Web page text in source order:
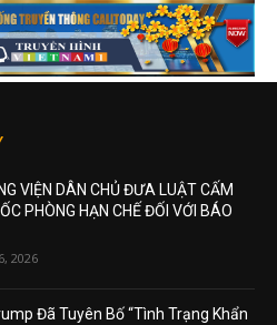
VIỆN DÂN CHỦ ĐƯA LUẬT CẤM
PHÒNG HẠN CHẾ ĐỐI VỚI BÁO
2026
Đã Tuyên Bố “Tình Trạng Khẩn